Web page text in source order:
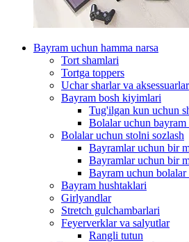
Bayram uchun hamma narsa
Tort shamlari
Tortga toppers
Uchar sharlar va aksessuarlar
Bayram bosh kiyimlari
Tug'ilgan kun uchun
Bolalar uchun
Bolalar uchun stolni sozlash
Bayramlar uchun bir
Bayramlar uchun bir
Bayram uchun
Bayram hushtaklari
Girlyandlar
Stretch gulchambarlari
Feyerverklar va salyutlar
Rangli tutun